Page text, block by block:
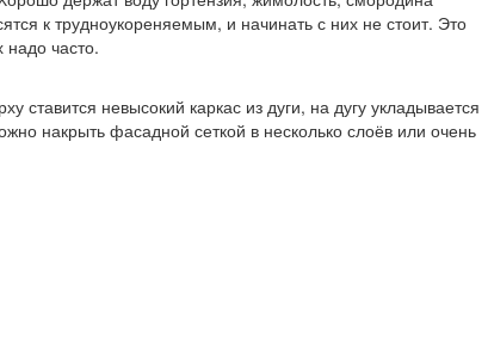
к трудноукореняемым, и начинать с них не стоит. Это
надо часто.
невысокий каркас из дуги, на дугу укладывается
накрыть фасадной сеткой в несколько слоёв или очень